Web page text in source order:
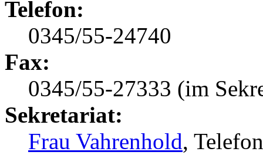
Telefon:
0345/55-24740
Fax:
0345/55-27333 (im
Sekretariat:
Frau Vahrenhold,